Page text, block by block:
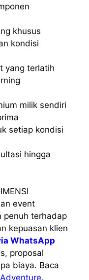
khusus
kondisi
yang terlatih
milik sendiri
setiap kondisi
hingga
event
penuh terhadap
kepuasan klien
WhatsApp
proposal
biaya. Baca
.